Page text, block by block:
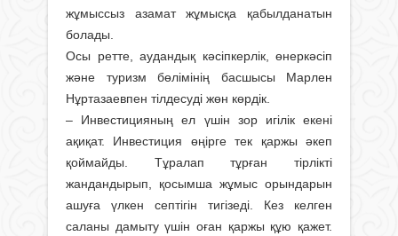
жұмыссыз азамат жұмысқа қабылданатын
болады.
Осы ретте, аудандық кәсіпкерлік, өнеркәсіп
және туризм бөлімінің басшысы Марлен
Нұртазаевпен тілдесуді жөн көрдік.
– Инвестицияның ел үшін зор игілік екені
ақиқат. Инвестиция өңірге тек қаржы әкеп
қоймайды. Тұралап тұрған тірлікті
жандандырып, қосымша жұмыс орындарын
ашуға үлкен септігін тигізеді. Кез келген
саланы дамыту үшін оған қаржы құю қажет.